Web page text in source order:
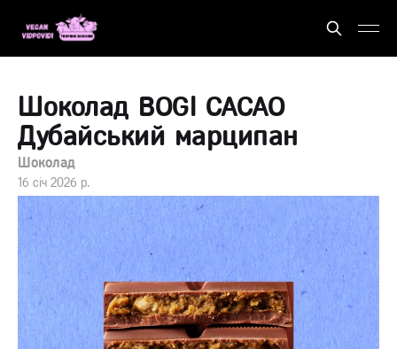
Шоколад BOGI CACAO
Дубайський марципан
Шоколад
16 січ 2026 р.